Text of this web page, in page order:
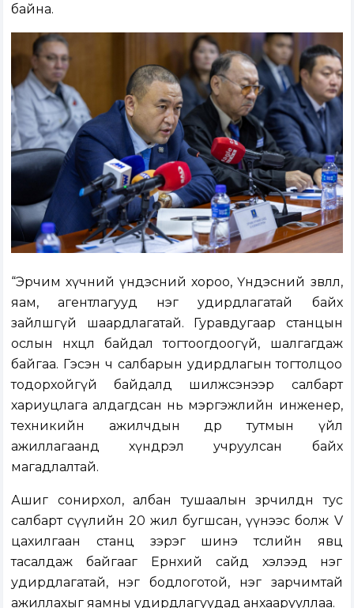
байна.
“Эрчим хүчний үндэсний хороо, Үндэсний зөвлөл,
яам, агентлагууд нэг удирдлагатай байх
зайлшгүй шаардлагатай. Гуравдугаар станцын
ослын нөхцөл байдал тогтоогдоогүй, шалгагдаж
байгаа. Гэсэн ч салбарын удирдлагын тогтолцоо
тодорхойгүй байдалд шилжсэнээр салбарт
хариуцлага алдагдсан нь мэргэжлийн инженер,
техникийн ажилчдын өдөр тутмын үйл
ажиллагаанд хүндрэл учруулсан байх
магадлалтай.
Ашиг сонирхол, албан тушаалын зөрчилдөөн тус
салбарт сүүлийн 20 жил бугшсан, үүнээс болж V
цахилгаан станц зэрэг шинэ төслийн явц
тасалдаж байгааг Ерөнхий сайд хэлээд нэг
удирдлагатай, нэг бодлоготой, нэг зарчимтай
ажиллахыг яамны удирдлагуудад анхаарууллаа.